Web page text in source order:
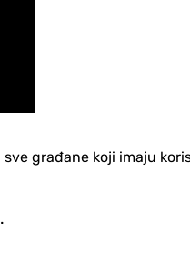
građane koji imaju